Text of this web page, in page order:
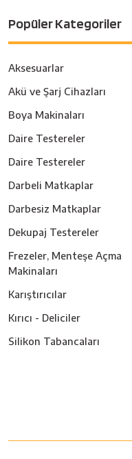
Popüler Kategoriler
Aksesuarlar
Akü ve Şarj Cihazları
Boya Makinaları
Daire Testereler
Daire Testereler
Darbeli Matkaplar
Darbesiz Matkaplar
Dekupaj Testereler
Frezeler, Menteşe Açma
Makinaları
Karıştırıcılar
Kırıcı - Deliciler
Silikon Tabancaları